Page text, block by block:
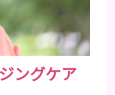
ングケア